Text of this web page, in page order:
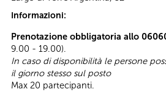
Informazioni:
Prenotazione obbligatoria allo
9.00 - 19.00).
In caso di disponibilità le persone
il giorno stesso sul posto
Max 20 partecipanti.